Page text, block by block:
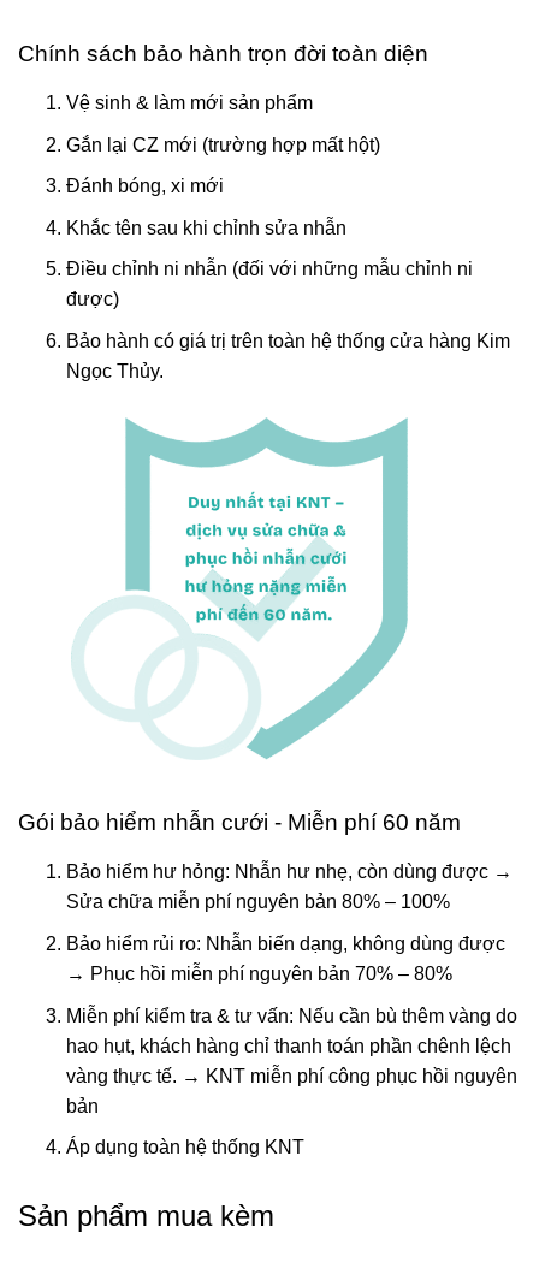
Chính sách bảo hành trọn đời toàn diện
Vệ sinh & làm mới sản phẩm
Gắn lại CZ mới (trường hợp mất hột)
Đánh bóng, xi mới
Khắc tên sau khi chỉnh sửa nhẫn
Điều chỉnh ni nhẫn (đối với những mẫu chỉnh ni
được)
Bảo hành có giá trị trên toàn hệ thống cửa hàng Kim
Ngọc Thủy.
Gói bảo hiểm nhẫn cưới - Miễn phí 60 năm
Bảo hiểm hư hỏng: Nhẫn hư nhẹ, còn dùng được →
Sửa chữa miễn phí nguyên bản 80% – 100%
Bảo hiểm rủi ro: Nhẫn biến dạng, không dùng được
→ Phục hồi miễn phí nguyên bản 70% – 80%
Miễn phí kiểm tra & tư vấn: Nếu cần bù thêm vàng do
hao hụt, khách hàng chỉ thanh toán phần chênh lệch
vàng thực tế. → KNT miễn phí công phục hồi nguyên
bản
Áp dụng toàn hệ thống KNT
Sản phẩm mua kèm